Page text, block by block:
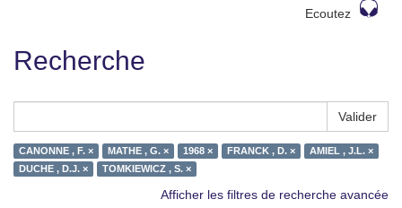
Ecoutez
Recherche
Valider
CANONNE , F. × MATHE , G. × 1968 × FRANCK , D. ×
AMIEL , J.L. ×
DUCHE , D.J. ×
TOMKIEWICZ , S. ×
Afficher les filtres de recherche avancée